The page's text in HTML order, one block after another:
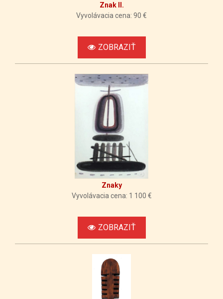
Znak II.
Vyvolávacia cena: 90 €
ZOBRAZIŤ
Znaky
Vyvolávacia cena: 1 100 €
ZOBRAZIŤ